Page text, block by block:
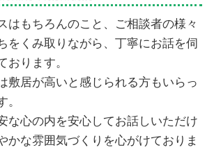
はもちろんのこと、ご相談者の様々
をくみ取りながら、丁寧にお話を伺
おります。
敷居が高いと感じられる方もいらっ
。
な心の内を安心してお話しいただけ
かな雰囲気づくりを心がけておりま